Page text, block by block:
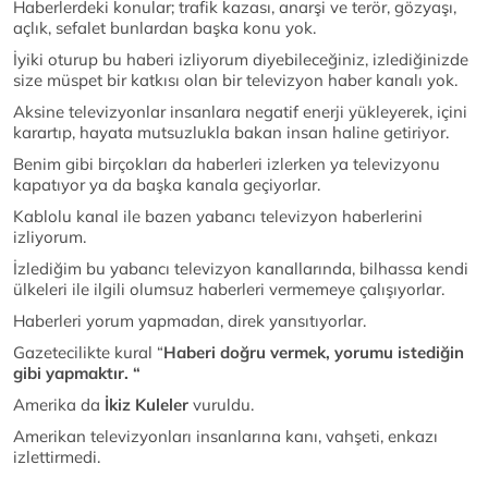
Haberlerdeki konular; trafik kazası, anarşi ve terör, gözyaşı,
açlık, sefalet bunlardan başka konu yok.
İyiki oturup bu haberi izliyorum diyebileceğiniz, izlediğinizde
size müspet bir katkısı olan bir televizyon haber kanalı yok.
Aksine televizyonlar insanlara negatif enerji yükleyerek, içini
karartıp, hayata mutsuzlukla bakan insan haline getiriyor.
Benim gibi birçokları da haberleri izlerken ya televizyonu
kapatıyor ya da başka kanala geçiyorlar.
Kablolu kanal ile bazen yabancı televizyon haberlerini
izliyorum.
İzlediğim bu yabancı televizyon kanallarında, bilhassa kendi
ülkeleri ile ilgili olumsuz haberleri vermemeye çalışıyorlar.
Haberleri yorum yapmadan, direk yansıtıyorlar.
Gazetecilikte kural “Haberi doğru vermek, yorumu istediğin
gibi yapmaktır. “
Amerika da İkiz Kuleler vuruldu.
Amerikan televizyonları insanlarına kanı, vahşeti, enkazı
izlettirmedi.